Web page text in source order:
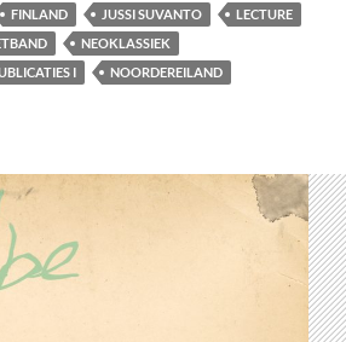
FINLAND JUSSI SUVANTO
LECTURE
NEOKLASSIEK
I
NOORDEREILAND